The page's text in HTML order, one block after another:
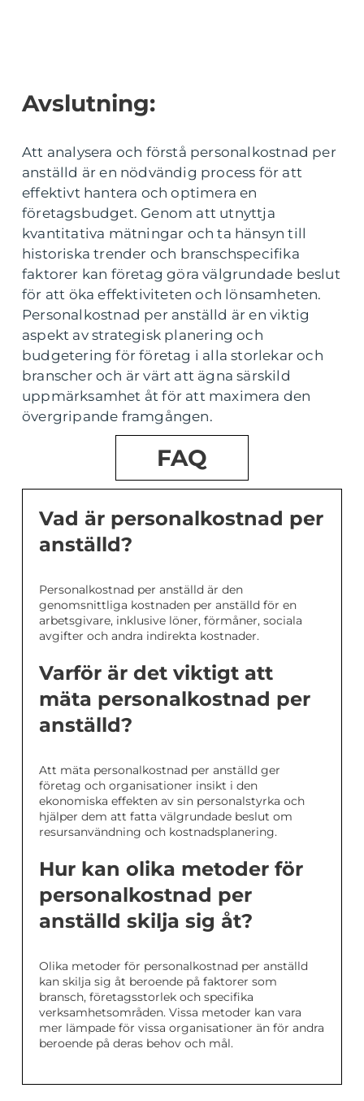
Avslutning:
Att analysera och förstå personalkostnad per
anställd är en nödvändig process för att
effektivt hantera och optimera en
företagsbudget. Genom att utnyttja
kvantitativa mätningar och ta hänsyn till
historiska trender och branschspecifika
faktorer kan företag göra välgrundade beslut
för att öka effektiviteten och lönsamheten.
Personalkostnad per anställd är en viktig
aspekt av strategisk planering och
budgetering för företag i alla storlekar och
branscher och är värt att ägna särskild
uppmärksamhet åt för att maximera den
övergripande framgången.
FAQ
Vad är personalkostnad per
anställd?
Personalkostnad per anställd är den
genomsnittliga kostnaden per anställd för en
arbetsgivare, inklusive löner, förmåner, sociala
avgifter och andra indirekta kostnader.
Varför är det viktigt att
mäta personalkostnad per
anställd?
Att mäta personalkostnad per anställd ger
företag och organisationer insikt i den
ekonomiska effekten av sin personalstyrka och
hjälper dem att fatta välgrundade beslut om
resursanvändning och kostnadsplanering.
Hur kan olika metoder för
personalkostnad per
anställd skilja sig åt?
Olika metoder för personalkostnad per anställd
kan skilja sig åt beroende på faktorer som
bransch, företagsstorlek och specifika
verksamhetsområden. Vissa metoder kan vara
mer lämpade för vissa organisationer än för andra
beroende på deras behov och mål.